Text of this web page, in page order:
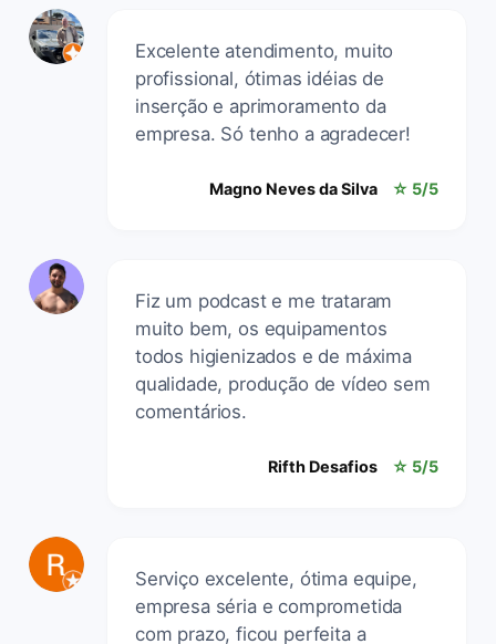
Excelente atendimento, muito
profissional, ótimas idéias de
inserção e aprimoramento da
empresa. Só tenho a agradecer!
Magno Neves da Silva ☆ 5/5
Fiz um podcast e me trataram
muito bem, os equipamentos
todos higienizados e de máxima
qualidade, produção de vídeo sem
comentários.
Rifth Desafios ☆ 5/5
Serviço excelente, ótima equipe,
empresa séria e comprometida
com prazo, ficou perfeita a